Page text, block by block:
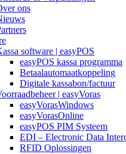
ons
software | easyPOS
easyPOS kassa programma
Betaalautomaatkoppeling
Digitale kassabon/factuur
| easyVoras
easyVorasWindows
easyVorasOnline
easyPOS PIM Systeem
EDI – Electronic Data
RFID Oplossingen